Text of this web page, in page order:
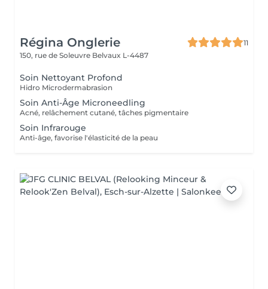
Régina Onglerie
11
150, rue de Soleuvre Belvaux L-4487
Soin Nettoyant Profond
Hidro Microdermabrasion
Soin Anti-Âge Microneedling
Acné, relâchement cutané, tâches pigmentaire
Soin Infrarouge
Anti-âge, favorise l'élasticité de la peau